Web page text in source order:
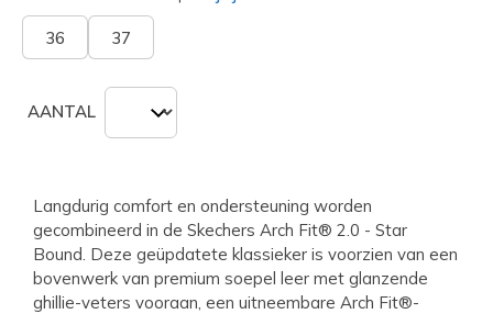
36 37
AANTAL
Langdurig comfort en ondersteuning worden
gecombineerd in de Skechers Arch Fit® 2.0 - Star
Bound. Deze geüpdatete klassieker is voorzien van een
bovenwerk van premium soepel leer met glanzende
ghillie-veters vooraan, een uitneembare Arch Fit®-